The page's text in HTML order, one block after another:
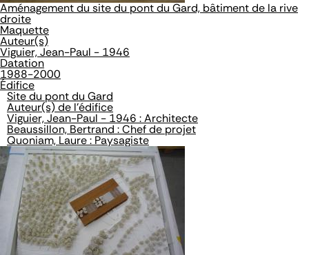
Aménagement du site du pont du Gard, bâtiment de la rive
droite
Maquette
Auteur(s)
Viguier, Jean-Paul - 1946
Datation
1988-2000
Édifice
Site du pont du Gard
Auteur(s) de l'édifice
Viguier, Jean-Paul - 1946 : Architecte
Beaussillon, Bertrand : Chef de projet
Quoniam, Laure : Paysagiste